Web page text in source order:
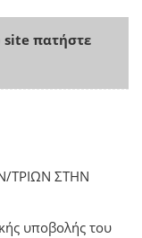
site πατήστε
ΤΡΙΩΝ ΣΤΗΝ
υποβολής του